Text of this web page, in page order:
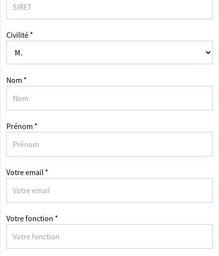
Civilité *
Nom *
Prénom *
Votre email *
Votre fonction *